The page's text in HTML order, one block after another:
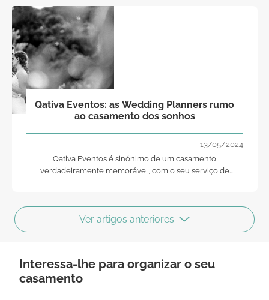
Qativa Eventos: as Wedding Planners rumo
ao casamento dos sonhos
13/05/2024
Qativa Eventos é sinónimo de um casamento
verdadeiramente memorável, com o seu serviço de
Ver artigos anteriores
Interessa-lhe para organizar o seu
casamento